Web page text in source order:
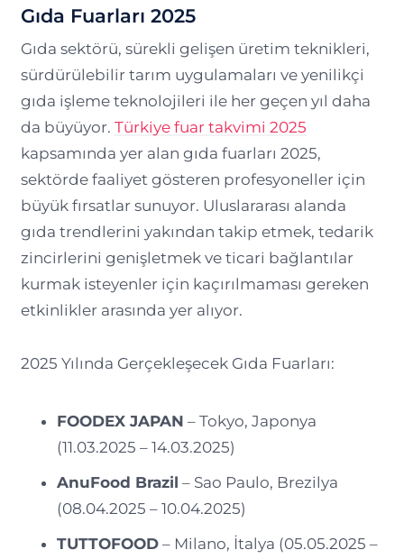
Gıda Fuarları 2025
Gıda sektörü, sürekli gelişen üretim teknikleri,
sürdürülebilir tarım uygulamaları ve yenilikçi
gıda işleme teknolojileri ile her geçen yıl daha
da büyüyor. Türkiye fuar takvimi 2025
kapsamında yer alan gıda fuarları 2025,
sektörde faaliyet gösteren profesyoneller için
büyük fırsatlar sunuyor. Uluslararası alanda
gıda trendlerini yakından takip etmek, tedarik
zincirlerini genişletmek ve ticari bağlantılar
kurmak isteyenler için kaçırılmaması gereken
etkinlikler arasında yer alıyor.
2025 Yılında Gerçekleşecek Gıda Fuarları:
FOODEX JAPAN – Tokyo, Japonya
(11.03.2025 – 14.03.2025)
AnuFood Brazil – Sao Paulo, Brezilya
(08.04.2025 – 10.04.2025)
TUTTOFOOD– Milano, İtalya (05.05.2025 –